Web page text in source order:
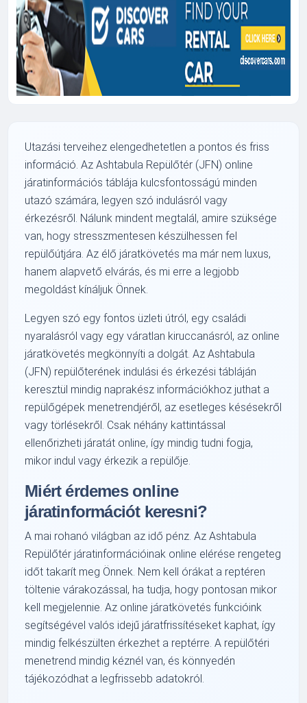
Utazási terveihez elengedhetetlen a pontos és friss
információ. Az Ashtabula Repülőtér (JFN) online
járatinformációs táblája kulcsfontosságú minden
utazó számára, legyen szó indulásról vagy
érkezésről. Nálunk mindent megtalál, amire szüksége
van, hogy stresszmentesen készülhessen fel
repülőútjára. Az élő járatkövetés ma már nem luxus,
hanem alapvető elvárás, és mi erre a legjobb
megoldást kínáljuk Önnek.
Legyen szó egy fontos üzleti útról, egy családi
nyaralásról vagy egy váratlan kiruccanásról, az online
járatkövetés megkönnyíti a dolgát. Az Ashtabula
(JFN) repülőterének indulási és érkezési tábláján
keresztül mindig naprakész információkhoz juthat a
repülőgépek menetrendjéről, az esetleges késésekről
vagy törlésekről. Csak néhány kattintással
ellenőrizheti járatát online, így mindig tudni fogja,
mikor indul vagy érkezik a repülője.
Miért érdemes online
járatinformációt keresni?
A mai rohanó világban az idő pénz. Az Ashtabula
Repülőtér járatinformációinak online elérése rengeteg
időt takarít meg Önnek. Nem kell órákat a reptéren
töltenie várakozással, ha tudja, hogy pontosan mikor
kell megjelennie. Az online járatkövetés funkcióink
segítségével valós idejű járatfrissítéseket kaphat, így
mindig felkészülten érkezhet a reptérre. A repülőtéri
menetrend mindig kéznél van, és könnyedén
tájékozódhat a legfrissebb adatokról.